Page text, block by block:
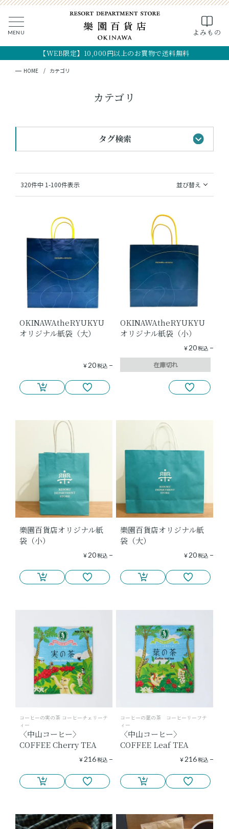
MENU よみもの
【WEB限定】10,000円以上のお買物で送料無料
CLOSE
検索
キーワード検索
MY PAGE CART
全ての商品
つくり手
OKINAWA the RYUKYU
ショッピングガイド
よみもの
実店舗のご案内
樂園百貨店について
HOME カテゴリ
カテゴリ
タグ検索
並び替え
320件中 1-100件表示
OKINAWAtheRYUKYU
オリジナル紙袋（大）
¥ 20税込
OKINAWAtheRYUKYU
オリジナル紙袋（小）
¥ 20税込
在庫切れ
樂園百貨店オリジナル紙
袋（小）
¥ 20税込
樂園百貨店オリジナル紙
袋（大）
¥ 20税込
コーヒーの実の茶 コーヒーチェリーテ
ィー
〈中山コーヒー〉
COFFEE Cherry TEA
¥ 216税込
コーヒーの葉の茶 コーヒーリーフテ
ィー
〈中山コーヒー〉
COFFEE Leaf TEA
¥ 216税込